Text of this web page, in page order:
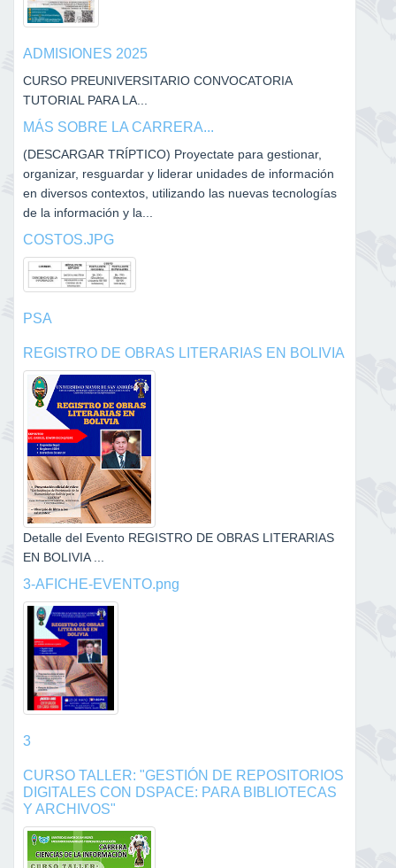
ADMISIONES 2025
CURSO PREUNIVERSITARIO CONVOCATORIA
TUTORIAL PARA LA...
MÁS SOBRE LA CARRERA...
(DESCARGAR TRÍPTICO) Proyectate para gestionar,
organizar, resguardar y liderar unidades de información
en diversos contextos, utilizando las nuevas tecnologías
de la información y la...
COSTOS.JPG
PSA
REGISTRO DE OBRAS LITERARIAS EN BOLIVIA
Detalle del Evento REGISTRO DE OBRAS LITERARIAS
EN BOLIVIA ...
3-AFICHE-EVENTO.png
3
CURSO TALLER: "GESTIÓN DE REPOSITORIOS
DIGITALES CON DSPACE: PARA BIBLIOTECAS
Y ARCHIVOS"